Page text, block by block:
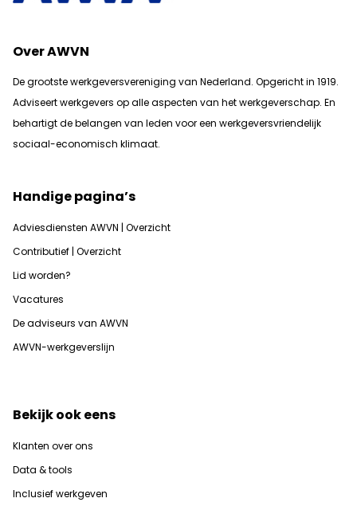
Over AWVN
De grootste werkgeversvereniging van Nederland. Opgericht in 1919.
Adviseert werkgevers op alle aspecten van het werkgeverschap. En
behartigt de belangen van leden voor een werkgeversvriendelijk
sociaal-economisch klimaat.
Handige pagina’s
Adviesdiensten AWVN | Overzicht
Contributief | Overzicht
Lid worden?
Vacatures
De adviseurs van AWVN
AWVN-werkgeverslijn
Bekijk ook eens
Klanten over ons
Data & tools
Inclusief werkgeven